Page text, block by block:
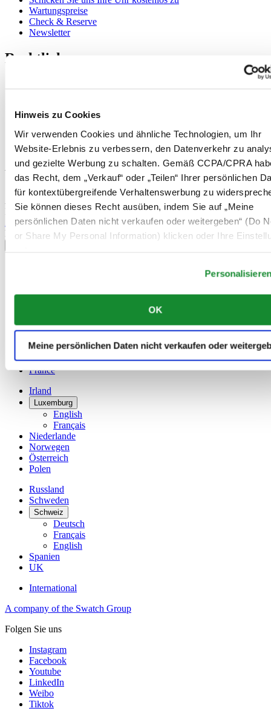
Hinweis zu Cookies
Wir verwenden Cookies und ähnliche Technologien, um Ihr
Website-Erlebnis zu verbessern, den Datenverkehr zu
und gezielte Werbung zu schalten. Gemäß CCPA/CPRA
das Recht, dem „Verkauf“ oder „Teilen“ Ihrer persönlichen
für kontextübergreifende Verhaltenswerbung zu
Sie können dieses Recht ausüben, indem Sie auf „Meine
persönlichen Daten nicht verkaufen oder weitergeben“ (Do
or Share My Personal Information) klicken oder Ihre
OK
Meine persönlichen Daten nicht verkaufen oder
Wartungspreise
Check & Reserve
Newsletter
Rechtliches
Impressum
Verkaufsbedingungen und Konditionen
Widerruf des Vertrags
Willkommen im CERTINA Club
Abonnieren Sie unseren Newsletter und erhalten Sie exklusive
Information
Anmelden
Land/Region auswählen
简体中文
Deutschland
Finnland
France
Irland
Luxemburg
English
Français
Niederlande
Norwegen
Österreich
Polen
Russland
Schweden
Schweiz
Deutsch
Français
English
Spanien
UK
International
A company of the Swatch Group
Folgen Sie uns
Instagram
Facebook
Youtube
LinkedIn
Weibo
Tiktok